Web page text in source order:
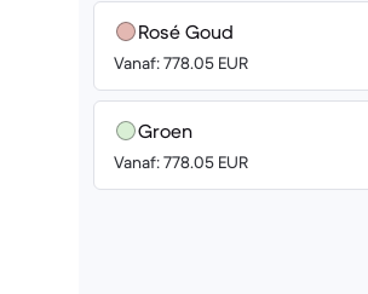
Rosé Goud
Vanaf: 778.05 EUR
Groen
Vanaf: 778.05 EUR